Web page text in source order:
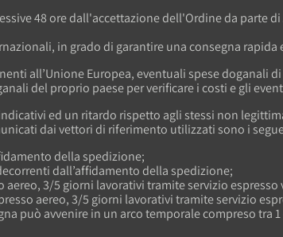
48 ore dall'accettazione dell'Ordine da parte
in grado di garantire una consegna rapida
all’Unione Europea, eventuali spese doganali
del proprio paese per verificare i costi e gli
ed un ritardo rispetto agli stessi non
dai vettori di riferimento utilizzati sono i
della spedizione;
dall’affidamento della spedizione;
3/5 giorni lavorativi tramite servizio espresso
aereo, 3/5 giorni lavorativi tramite servizio
può avvenire in un arco temporale compreso tra